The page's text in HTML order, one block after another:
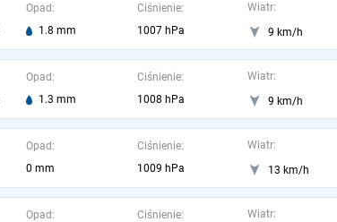
Opad:
1.8 mm
Ciśnienie:
1007 hPa
Wiatr:
9 km/h
Opad:
1.3 mm
Ciśnienie:
1008 hPa
Wiatr:
9 km/h
Opad:
0 mm
Ciśnienie:
1009 hPa
Wiatr:
13 km/h
Opad:
Ciśnienie:
Wiatr: